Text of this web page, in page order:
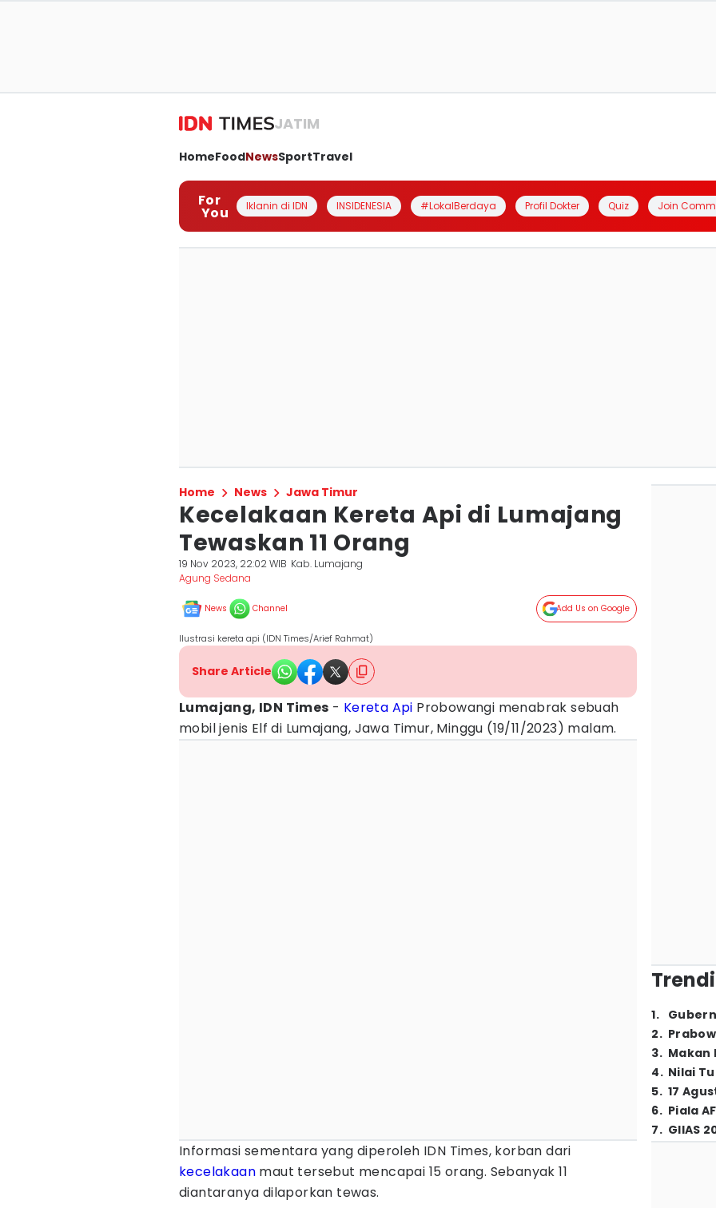
JATIM
HomeFoodNewsSportTravel
For
You Iklanin di IDN INSIDENESIA #LokalBerdaya Profil Dokter Quiz Join
Home News Jawa Timur
Kecelakaan Kereta Api di Lumajang
Tewaskan 11 Orang
19 Nov 2023, 22:02 WIB Kab. Lumajang
Agung Sedana
News Channel Add Us on Google
Ilustrasi kereta api (IDN Times/Arief Rahmat)
Share Article
Lumajang, IDN Times - Kereta Api Probowangi menabrak sebuah
mobil jenis Elf di Lumajang, Jawa Timur, Minggu (19/11/2023) malam.
Informasi sementara yang diperoleh IDN Times, korban dari
kecelakaan maut tersebut mencapai 15 orang. Sebanyak 11
diantaranya dilaporkan tewas.
1.
2.
3. Makan
4. Nilai
5. 17
6. Piala
7. GIIAS